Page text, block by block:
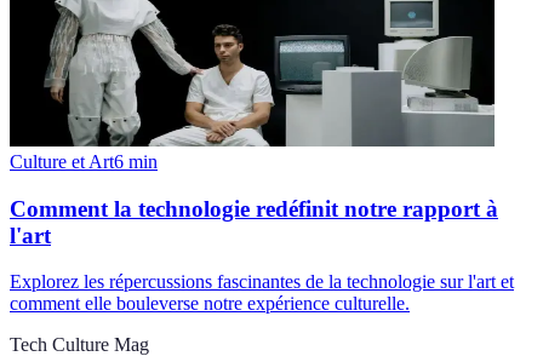
Culture et Art6 min
Comment la technologie redéfinit notre rapport à
l'art
Explorez les répercussions fascinantes de la technologie sur l'art et
comment elle bouleverse notre expérience culturelle.
Tech Culture Mag